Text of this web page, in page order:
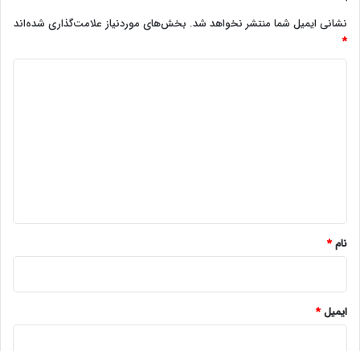
نشانی ایمیل شما منتشر نخواهد شد. بخش‌های موردنیاز علامت‌گذاری شده‌اند
*
نام*
ایمیل*